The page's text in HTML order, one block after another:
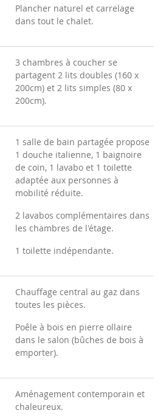
Plancher naturel et carrelage
dans tout le chalet.
3 chambres à coucher se
partagent 2 lits doubles (160 x
200cm) et 2 lits simples (80 x
200cm).
1 salle de bain partagée propose
1 douche italienne, 1 baignoire
de coin, 1 lavabo et 1 toilette
adaptée aux personnes à
mobilité réduite.
2 lavabos complémentaires dans
les chambres de l'étage.
1 toilette indépendante.
Chauffage central au gaz dans
toutes les pièces.
Poêle à bois en pierre ollaire
dans le salon (bûches de bois à
emporter).
Aménagement contemporain et
chaleureux.